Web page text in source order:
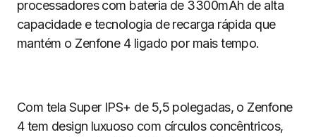
processadores com bateria de 3300mAh de alta
capacidade e tecnologia de recarga rápida que
mantém o Zenfone 4 ligado por mais tempo.
Com tela Super IPS+ de 5,5 polegadas, o Zenfone
4 tem design luxuoso com círculos concêntricos,